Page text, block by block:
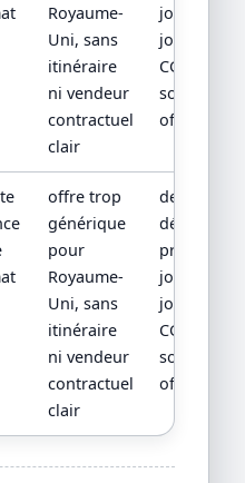
Royaume-
Uni, sans
itinéraire
ni vendeur
contractuel
clair
jour par
jour,
CGV/CPV et
sources
officielles
offre trop
générique
pour
Royaume-
Uni, sans
itinéraire
ni vendeur
contractuel
clair
devis
détaillé,
jour par
jour,
CGV/CPV et
sources
officielles